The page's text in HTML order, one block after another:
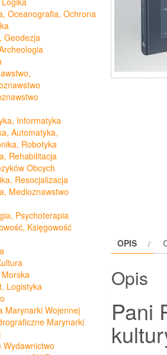
Oceanografia, Ochrona
Geodezja
Informatyka
Automatyka,
Robotyka
Rehabilitacja
Obcych
Resocjalizacja
Medioznawstwo
Psychoterapia
Księgowość
Logistyka
Marynarki Wojennej
Marynarki
Wydawnictwo
OPIS
Opis
Pani